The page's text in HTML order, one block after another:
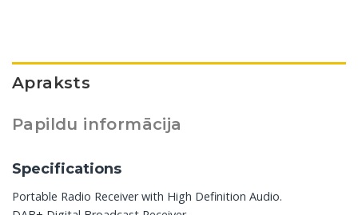
Apraksts
Papildu informācija
Specifications
Portable Radio Receiver with High Definition Audio.